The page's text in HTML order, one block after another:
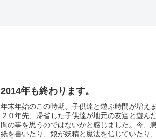
2014年も終わります。
年末年始のこの時期、子供達と遊ぶ時間が増え
２０年先、帰省した子供達が地元の友達と遊ん
間の事を思うのではないかと感じました。今、
紙を書いたり、娘が妖精と魔法を信じていたり